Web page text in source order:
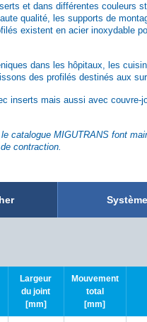
et dans différentes couleurs
qualité, les supports de
existent en acier inoxydable
dans les hôpitaux, les
des profilés destinés aux
inserts mais aussi avec
catalogue MIGUTRANS font
contraction.
Largeur
du joint
[mm]
Mouvement
total
[mm]